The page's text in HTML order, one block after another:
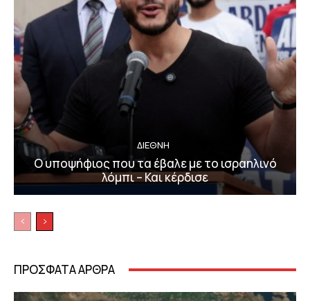
ΔΙΕΘΝΗ
Ο υποψήφιος που τα έβαλε με το ισραηλινό
λόμπι – Και κέρδισε
ΠΡΟΣΦΑΤΑ ΑΡΘΡΑ